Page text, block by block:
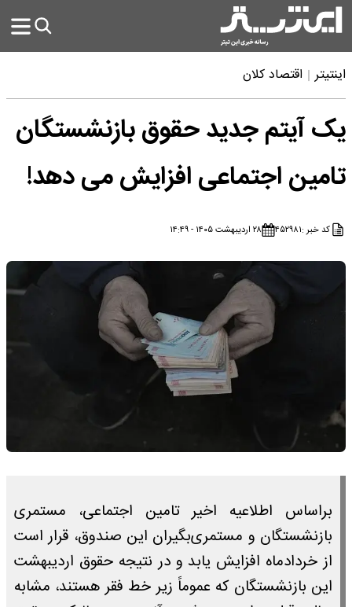
اینتیتر اقتصاد کلان
یک آیتم جدید حقوق بازنشستگان
تامین اجتماعی افزایش می دهد!
کد خبر :۴۵۲۹۸۱ ۲۸ اردیبهشت ۱۴۰۵ - ۱۴:۴۹
براساس اطلاعیه اخیر تامین اجتماعی، مستمری
بازنشستگان و مستمری‌بگیران این صندوق، قرار است
از خردادماه افزایش یابد و در نتیجه حقوق اردیبهشت
این بازنشستگان که عموماً زیر خط فقر هستند، مشابه